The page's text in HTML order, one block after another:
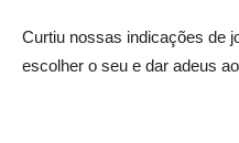
Curtiu nossas indicações de
escolher o seu e dar adeus